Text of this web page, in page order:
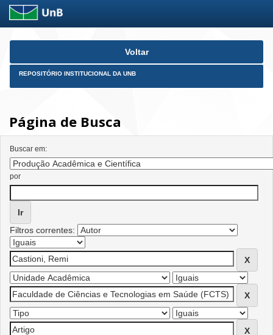
Skip
Voltar
REPOSITÓRIO INSTITUCIONAL DA UNB
Página de Busca
Buscar em:
por
Filtros correntes: